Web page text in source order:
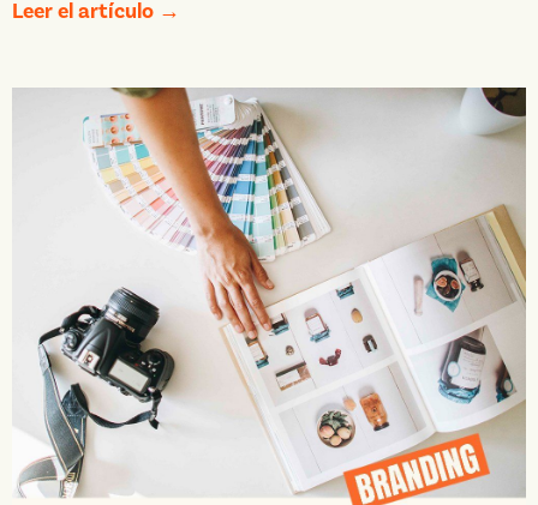
Leer el artículo →